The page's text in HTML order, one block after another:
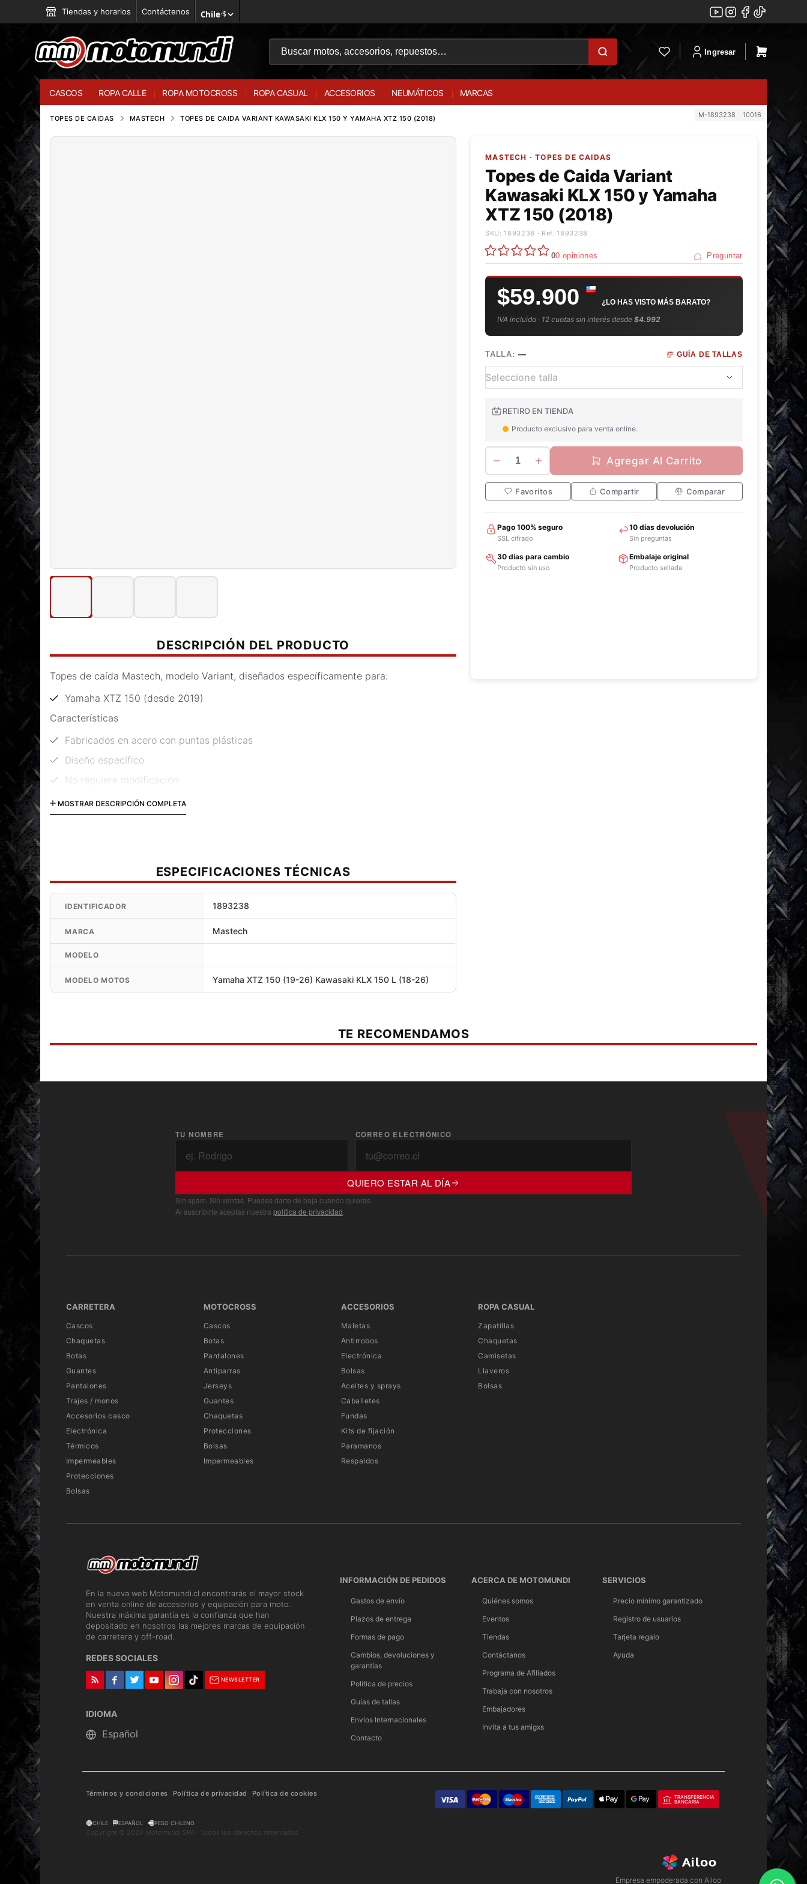
Tiendas y horarios Contáctenos Chile·$
Ingresar
CASCOS ROPA CALLE ROPA MOTOCROSS ROPA CASUAL ACCESORIOS NEUMÁTICOS MARCAS
TOPES DE CAIDAS MASTECH TOPES DE CAIDA VARIANT KAWASAKI KLX 150 Y YAMAHA XTZ 150 (2018) M-1893238 10016
DESCRIPCIÓN DEL PRODUCTO
Topes de caída Mastech, modelo Variant, diseñados específicamente para:
Yamaha XTZ 150 (desde 2019)
Características
Fabricados en acero con puntas plásticas
Diseño específico
No requiere modificación
Código: PN006610
MOSTRAR DESCRIPCIÓN COMPLETA
ESPECIFICACIONES TÉCNICAS
IDENTIFICADOR 1893238
MARCA Mastech
MODELO
MODELO MOTOS Yamaha XTZ 150 (19-26) Kawasaki KLX 150 L (18-26)
MASTECH · TOPES DE CAIDAS
Topes de Caida Variant
Kawasaki KLX 150 y Yamaha
XTZ 150 (2018)
SKU: 1893238 · Ref. 1893238
00 opiniones Preguntar
$59.900 ¿LO HAS VISTO MÁS BARATO?
IVA incluido · 12 cuotas sin interés desde$4.992
TALLA: — GUÍA DE TALLAS
RETIRO EN TIENDA
Producto exclusivo para venta online.
1 Agregar Al Carrito
Favoritos Compartir Comparar
Pago 100% seguro
SSL cifrado
10 días devolución
Sin preguntas
30 días para cambio
Producto sin uso
Embalaje original
Producto sellada
TE RECOMENDAMOS
TU NOMBRE CORREO ELECTRÓNICO
QUIERO ESTAR AL DÍA
Sin spam. Sin ventas. Puedes darte de baja cuando quieras.
Al suscribirte aceptas nuestra política de privacidad
CARRETERA
Cascos
Chaquetas
Botas
Guantes
Pantalones
Trajes / monos
Accesorios casco
Electrónica
Térmicos
Impermeables
Protecciones
Bolsas
MOTOCROSS
Cascos
Botas
Pantalones
Antiparras
Jerseys
Guantes
Chaquetas
Protecciones
Bolsas
Impermeables
ACCESORIOS
Maletas
Antirrobos
Electrónica
Bolsas
Aceites y sprays
Caballetes
Fundas
Kits de fijación
Paramanos
Respaldos
ROPA CASUAL
Zapatillas
Chaquetas
Camisetas
Llaveros
Bolsas
En la nueva web Motomundi.cl encontrarás el mayor stock
en venta online de accesorios y equipación para moto.
Nuestra máxima garantía es la confianza que han
depositado en nosotros las mejores marcas de equipación
de carretera y off-road.
REDES SOCIALES
NEWSLETTER
IDIOMA
INFORMACIÓN DE PEDIDOS
Gastos de envío
Plazos de entrega
Formas de pago
Cambios, devoluciones y
garantías
Política de precios
Guías de tallas
Envíos Internacionales
Contacto
ACERCA DE MOTOMUNDI
Quiénes somos
Eventos
Tiendas
Contáctanos
Programa de Afiliados
Trabaja con nosotros
Embajadores
Invita a tus amigxs
SERVICIOS
Precio mínimo garantizado
Registro de usuarios
Tarjeta regalo
Ayuda
Términos y condiciones Política de privacidad Política de cookies
CHILE ESPAÑOL PESO CHILENO
Copyright © 2024 Motomundi SPA · Todos los derechos reservados
TRANSFERENCIA
BANCARIA
Empresa empoderada con Ailoo